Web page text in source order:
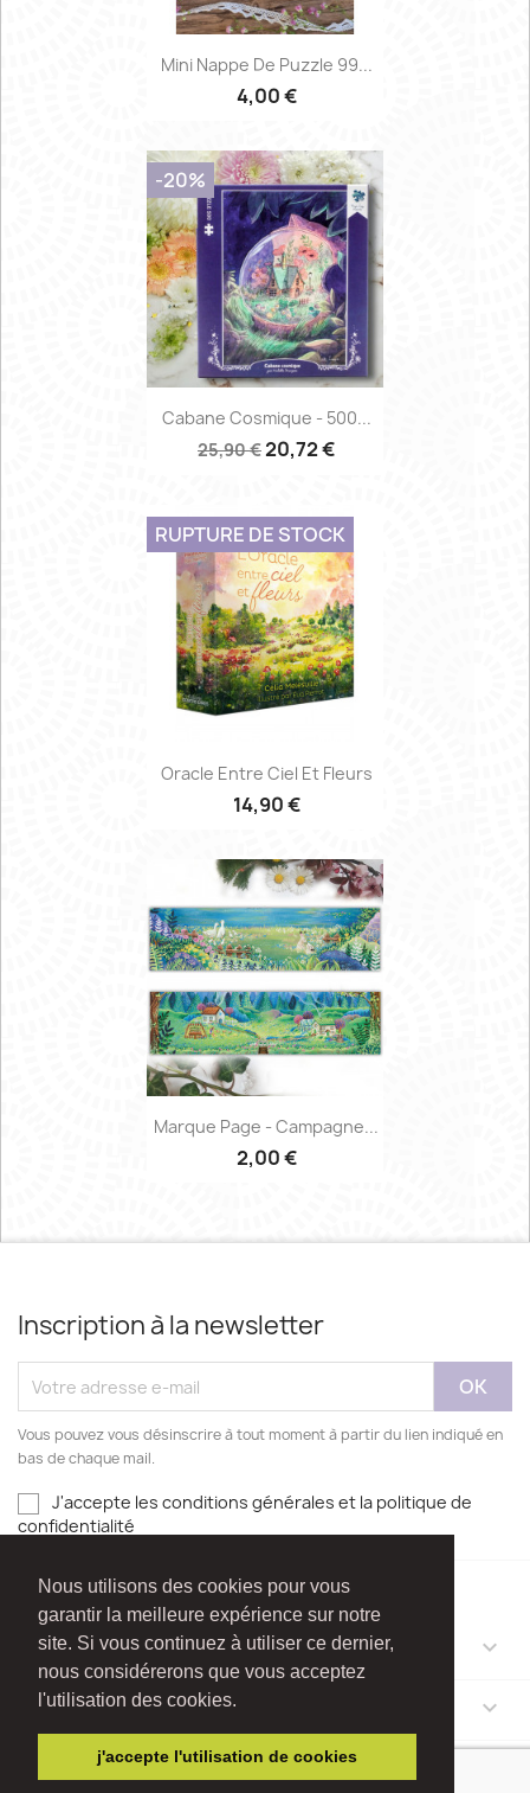
Nous utilisons des cookies pour vous
garantir la meilleure expérience sur notre
site. Si vous continuez à utiliser ce dernier,
nous considérerons que vous acceptez
l'utilisation des cookies.
j'accepte l'utilisation de cookies
Mini Nappe De Puzzle 99...
4,00 €
Cabane Cosmique - 500...
25,90 €20,72 €
-20%
Oracle Entre Ciel Et Fleurs
14,90 €
RUPTURE DE STOCK
Marque Page - Campagne...
2,00 €
Inscription à la newsletter
Vous pouvez vous désinscrire à tout moment à partir du lien indiqué en
bas de chaque mail.
J'accepte les conditions générales et la politique de
confidentialité
NOTRE SOCIÉTÉ 
VOTRE COMPTE 
INFORMATIONS